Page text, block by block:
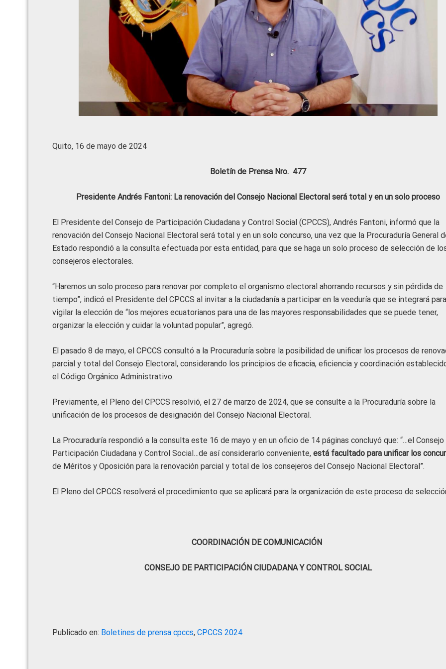
Quito, 16 de mayo de 2024
Boletín de Prensa Nro. 477
Presidente Andrés Fantoni: La renovación del Consejo Nacional Electoral será total y en un solo proceso
El Presidente del Consejo de Participación Ciudadana y Control Social (CPCCS), Andrés Fantoni, informó que la
renovación del Consejo Nacional Electoral será total y en un solo concurso, una vez que la Procuraduría General
Estado respondió a la consulta efectuada por esta entidad, para que se haga un solo proceso de selección de
consejeros electorales.
“Haremos un solo proceso para renovar por completo el organismo electoral ahorrando recursos y sin pérdida de
tiempo”, indicó el Presidente del CPCCS al invitar a la ciudadanía a participar en la veeduría que se integrará para
vigilar la elección de “los mejores ecuatorianos para una de las mayores responsabilidades que se puede tener,
organizar la elección y cuidar la voluntad popular”, agregó.
El pasado 8 de mayo, el CPCCS consultó a la Procuraduría sobre la posibilidad de unificar los procesos de
parcial y total del Consejo Electoral, considerando los principios de eficacia, eficiencia y coordinación
el Código Orgánico Administrativo.
Previamente, el Pleno del CPCCS resolvió, el 27 de marzo de 2024, que se consulte a la Procuraduría sobre la
unificación de los procesos de designación del Consejo Nacional Electoral.
La Procuraduría respondió a la consulta este 16 de mayo y en un oficio de 14 páginas concluyó que: “…el Consejo
Participación Ciudadana y Control Social…de así considerarlo conveniente, está facultado para unificar los
de Méritos y Oposición para la renovación parcial y total de los consejeros del Consejo Nacional Electoral”.
El Pleno del CPCCS resolverá el procedimiento que se aplicará para la organización de este proceso de
COORDINACIÓN DE COMUNICACIÓN
CONSEJO DE PARTICIPACIÓN CIUDADANA Y CONTROL SOCIAL
Publicado en: Boletines de prensa cpccs, CPCCS 2024